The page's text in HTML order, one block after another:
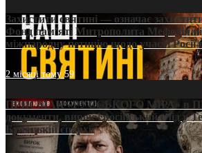
Захистити святині — означає
Фонд пам’яті Митрополита Мефодія
міжнародну петицію щодо участі
2 місяці тому59
ПРИСМАК «РУССЬКОГО МІРА» в
документи, вирок і російський слід у
Бучацькій єпархії